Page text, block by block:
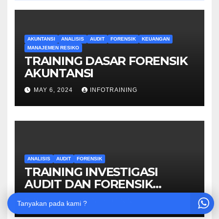
AKUNTANSI ANALISIS AUDIT FORENSIK
KEUANGAN
MANAJEMEN RESIKO
TRAINING DASAR FORENSIK
AKUNTANSI
MAY 6, 2024 INFOTRAINING
ANALISIS AUDIT FORENSIK
TRAINING INVESTIGASI
AUDIT DAN FORENSIK
KEUANGAN
MAY 3, 2024
Tanyakan pada kami ?